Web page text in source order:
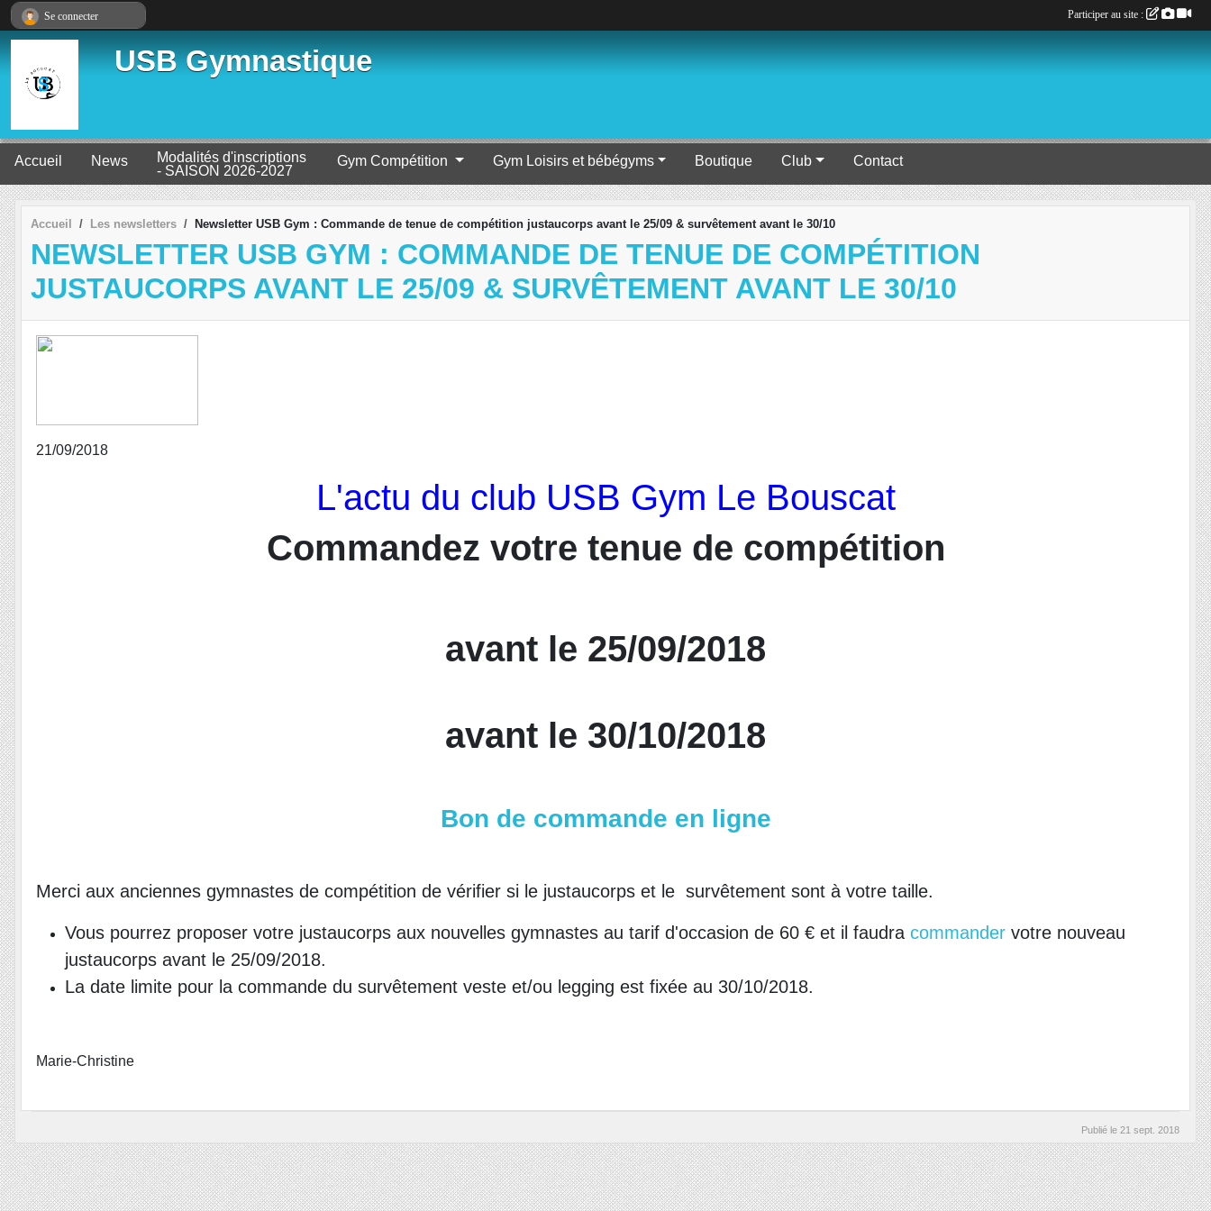
USB Gymnastique
Accueil News
Modalités d'inscriptions
- SAISON 2026-2027
Gym Compétition Gym Loisirs et bébégyms Boutique Club Contact
Accueil Les newsletters Newsletter USB Gym : Commande de tenue de compétition justaucorps avant le 25/09 & survêtement avant le 30/10
NEWSLETTER USB GYM : COMMANDE DE TENUE DE COMPÉTITION
JUSTAUCORPS AVANT LE 25/09 & SURVÊTEMENT AVANT LE 30/10
21/09/2018
L'actu du club USB Gym Le Bouscat
Commandez votre tenue de compétition
avant le 25/09/2018
avant le 30/10/2018
Bon de commande en ligne
Merci aux anciennes gymnastes de compétition de vérifier si le justaucorps et le survêtement sont à votre taille.
Vous pourrez proposer votre justaucorps aux nouvelles gymnastes au tarif d'occasion de 60 € et il faudra commander votre nouveau
justaucorps avant le 25/09/2018.
La date limite pour la commande du survêtement veste et/ou legging est fixée au 30/10/2018.
Marie-Christine
Publié le 21 sept. 2018
Se connecter Participer au site :
Panneau de gestion des cookies